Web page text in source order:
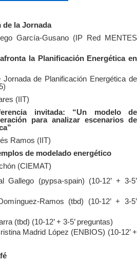
de la Jornada
Gusano (IP Red MENTES
la Planificación Energética en
de Planificación Energética de
(IIT)
invitada: “Un modelo de
para analizar escenarios de
Ramos (IIT)
de modelado energético
(CIEMAT)
Gallego (pypsa-spain) (10-12’ + 3-5’
Ramos (tbd) (10-12’ + 3-5’
(tbd) (10-12’ + 3-5’ preguntas)
Madrid López (ENBIOS) (10-12’ +